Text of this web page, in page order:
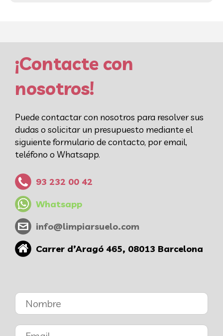
¡Contacte con
nosotros!
Puede contactar con nosotros para resolver sus
dudas o solicitar un presupuesto mediante el
siguiente formulario de contacto, por email,
teléfono o Whatsapp.
93 232 00 42
Whatsapp
info@limpiarsuelo.com
Carrer d’Aragó 465, 08013 Barcelona